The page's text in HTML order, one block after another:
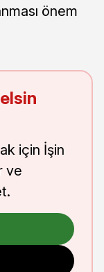
önem
için İşin
ve